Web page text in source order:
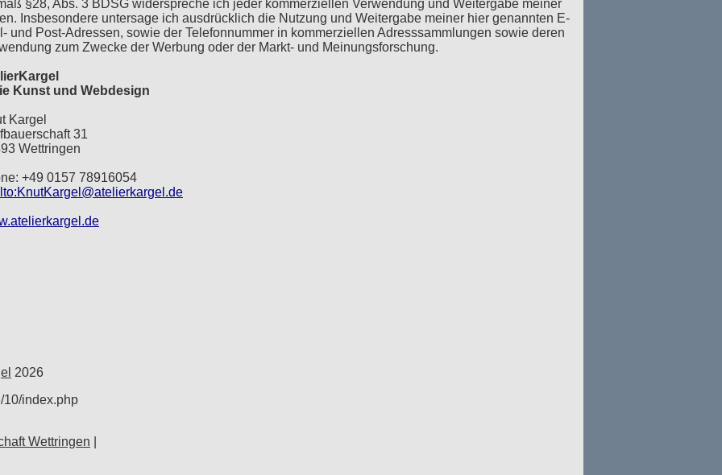
§28, Abs. 3 BDSG widerspreche ich jeder kommerziellen Verwendung und Weitergabe meiner
Insbesondere untersage ich ausdrücklich die Nutzung und Weitergabe meiner hier genannten E-
und Post-Adressen, sowie der Telefonnummer in kommerziellen Adresssammlungen sowie deren
zum Zwecke der Werbung oder der Markt- und Meinungsforschung.
Kunst und Webdesign
Kargel
31
Wettringen
+49 0157 78916054
2026
10/index.php
Wettringen